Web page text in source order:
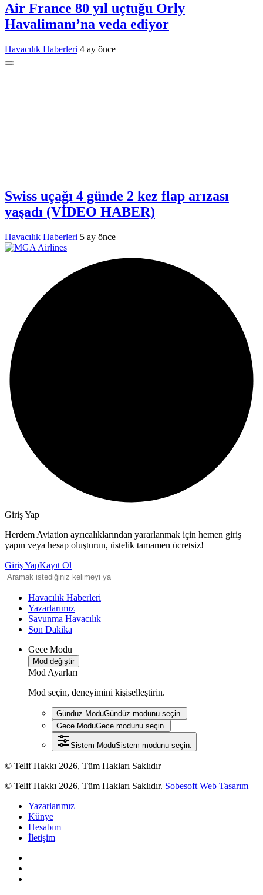
Air France 80 yıl uçtuğu Orly
Havalimanı’na veda ediyor
Havacılık Haberleri 4 ay önce
Swiss uçağı 4 günde 2 kez flap arızası
yaşadı (VİDEO HABER)
Havacılık Haberleri 5 ay önce
Giriş Yap
Herdem Aviation ayrıcalıklarından yararlanmak için hemen giriş
yapın veya hesap oluşturun, üstelik tamamen ücretsiz!
Giriş YapKayıt Ol
Havacılık Haberleri
Yazarlarımız
Savunma Havacılık
Son Dakika
Gece Modu
Mod değiştir
Mod Ayarları
Mod seçin, deneyimini kişiselleştirin.
Gündüz ModuGündüz modunu seçin.
Gece ModuGece modunu seçin.
Sistem ModuSistem modunu seçin.
© Telif Hakkı 2026, Tüm Hakları Saklıdır
© Telif Hakkı 2026, Tüm Hakları Saklıdır. Sobesoft Web Tasarım
Yazarlarımız
Künye
Hesabım
İletişim